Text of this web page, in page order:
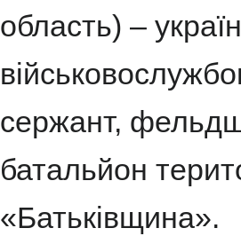
область) –
сержант,
батальйон
«Батьківщина».